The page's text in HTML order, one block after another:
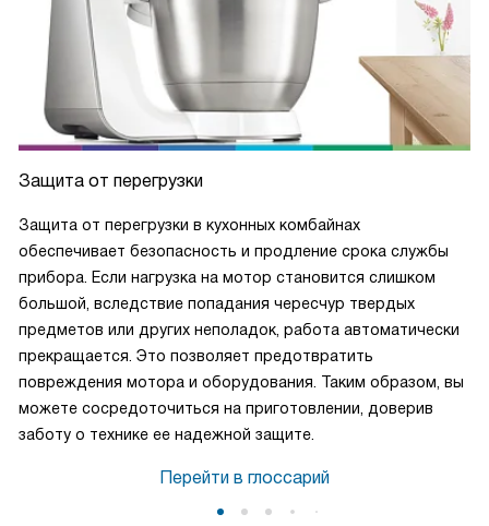
Защита от перегрузки
Защита от перегрузки в кухонных комбайнах
обеспечивает безопасность и продление срока службы
прибора. Если нагрузка на мотор становится слишком
большой, вследствие попадания чересчур твердых
предметов или других неполадок, работа автоматически
прекращается. Это позволяет предотвратить
повреждения мотора и оборудования. Таким образом, вы
можете сосредоточиться на приготовлении, доверив
заботу о технике ее надежной защите.
Перейти в глоссарий